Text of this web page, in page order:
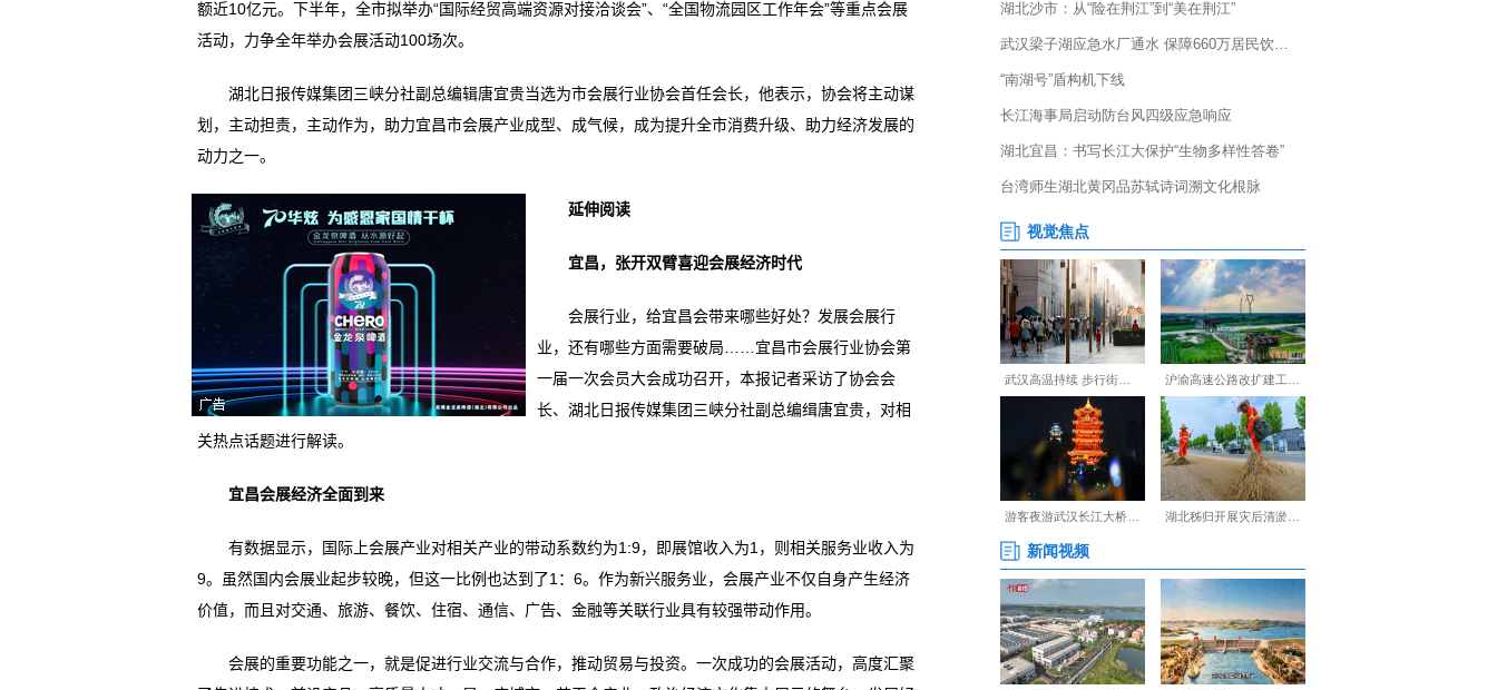
额近10亿元。下半年，全市拟举办“国际经贸高端资源对接洽谈会”、“全国物流园区工作年会”等重点会展
活动，力争全年举办会展活动100场次。
湖北日报传媒集团三峡分社副总编辑唐宜贵当选为市会展行业协会首任会长，他表示，协会将主动谋
划，主动担责，主动作为，助力宜昌市会展产业成型、成气候，成为提升全市消费升级、助力经济发展的
动力之一。
延伸阅读
宜昌，张开双臂喜迎会展经济时代
会展行业，给宜昌会带来哪些好处？发展会展行
业，还有哪些方面需要破局……宜昌市会展行业协会第
一届一次会员大会成功召开，本报记者采访了协会会
长、湖北日报传媒集团三峡分社副总编缉唐宜贵，对相
关热点话题进行解读。
宜昌会展经济全面到来
有数据显示，国际上会展产业对相关产业的带动系数约为1:9，即展馆收入为1，则相关服务业收入为
9。虽然国内会展业起步较晚，但这一比例也达到了1：6。作为新兴服务业，会展产业不仅自身产生经济
价值，而且对交通、旅游、餐饮、住宿、通信、广告、金融等关联行业具有较强带动作用。
会展的重要功能之一，就是促进行业交流与合作，推动贸易与投资。一次成功的会展活动，高度汇聚